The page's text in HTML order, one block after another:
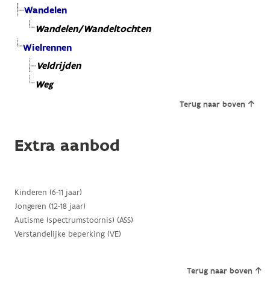
Wandelen
Wandelen/Wandeltochten
Wielrennen
Veldrijden
Weg
Terug naar boven
Extra aanbod
Kinderen (6-11 jaar)
Jongeren (12-18 jaar)
Autisme (spectrumstoornis) (ASS)
Verstandelijke beperking (VE)
Terug naar boven